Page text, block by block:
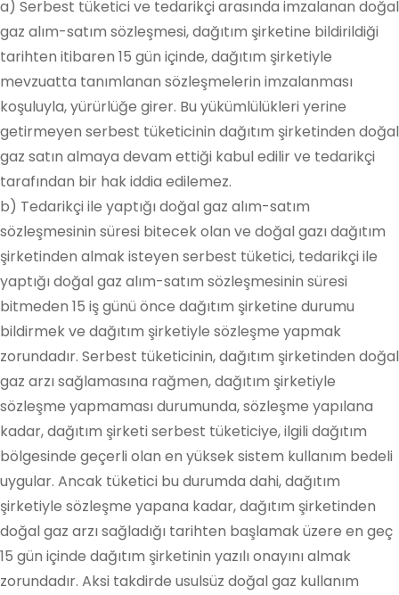
a) Serbest tüketici ve tedarikçi arasında imzalanan doğal
gaz alım-satım sözleşmesi, dağıtım şirketine bildirildiği
tarihten itibaren 15 gün içinde, dağıtım şirketiyle
mevzuatta tanımlanan sözleşmelerin imzalanması
koşuluyla, yürürlüğe girer. Bu yükümlülükleri yerine
getirmeyen serbest tüketicinin dağıtım şirketinden doğal
gaz satın almaya devam ettiği kabul edilir ve tedarikçi
tarafından bir hak iddia edilemez.
b) Tedarikçi ile yaptığı doğal gaz alım-satım
sözleşmesinin süresi bitecek olan ve doğal gazı dağıtım
şirketinden almak isteyen serbest tüketici, tedarikçi ile
yaptığı doğal gaz alım-satım sözleşmesinin süresi
bitmeden 15 iş günü önce dağıtım şirketine durumu
bildirmek ve dağıtım şirketiyle sözleşme yapmak
zorundadır. Serbest tüketicinin, dağıtım şirketinden doğal
gaz arzı sağlamasına rağmen, dağıtım şirketiyle
sözleşme yapmaması durumunda, sözleşme yapılana
kadar, dağıtım şirketi serbest tüketiciye, ilgili dağıtım
bölgesinde geçerli olan en yüksek sistem kullanım bedeli
uygular. Ancak tüketici bu durumda dahi, dağıtım
şirketiyle sözleşme yapana kadar, dağıtım şirketinden
doğal gaz arzı sağladığı tarihten başlamak üzere en geç
15 gün içinde dağıtım şirketinin yazılı onayını almak
zorundadır. Aksi takdirde usulsüz doğal gaz kullanım